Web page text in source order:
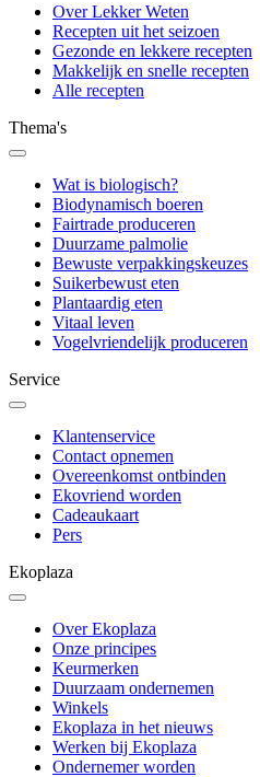
Over Lekker Weten
Recepten uit het seizoen
Gezonde en lekkere recepten
Makkelijk en snelle recepten
Alle recepten
Thema's
Wat is biologisch?
Biodynamisch boeren
Fairtrade produceren
Duurzame palmolie
Bewuste verpakkingskeuzes
Suikerbewust eten
Plantaardig eten
Vitaal leven
Vogelvriendelijk produceren
Service
Klantenservice
Contact opnemen
Overeenkomst ontbinden
Ekovriend worden
Cadeaukaart
Pers
Ekoplaza
Over Ekoplaza
Onze principes
Keurmerken
Duurzaam ondernemen
Winkels
Ekoplaza in het nieuws
Werken bij Ekoplaza
Ondernemer worden